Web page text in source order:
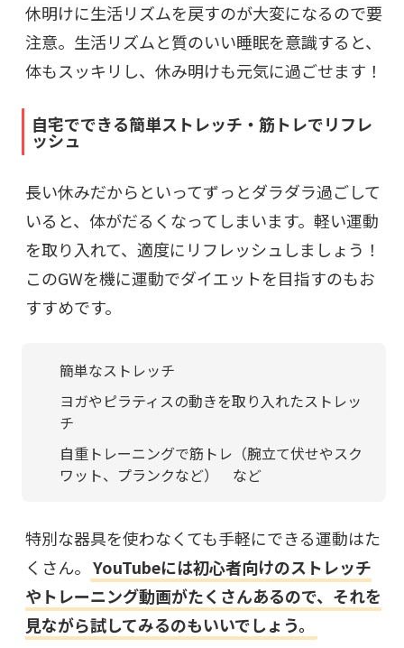
休明けに生活リズムを戻すのが大変になるので要
注意。生活リズムと質のいい睡眠を意識すると、
体もスッキリし、休み明けも元気に過ごせます！
自宅でできる簡単ストレッチ・筋トレでリフレ
ッシュ
長い休みだからといってずっとダラダラ過ごして
いると、体がだるくなってしまいます。軽い運動
を取り入れて、適度にリフレッシュしましょう！
このGWを機に運動でダイエットを目指すのもお
すすめです。
簡単なストレッチ
ヨガやピラティスの動きを取り入れたストレッ
チ
自重トレーニングで筋トレ（腕立て伏せやスク
ワット、プランクなど） など
特別な器具を使わなくても手軽にできる運動はた
くさん。 YouTubeには初心者向けのストレッチ
やトレーニング動画がたくさんあるので、それを
見ながら試してみるのもいいでしょう。